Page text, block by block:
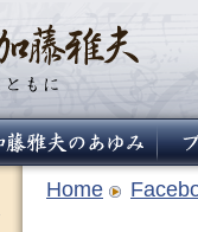
Home